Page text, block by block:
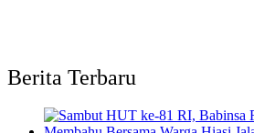
Berita Terbaru